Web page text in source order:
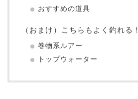
おすすめの道具
（おまけ）こちらもよく釣れる！
巻物系ルアー
トップウォーター